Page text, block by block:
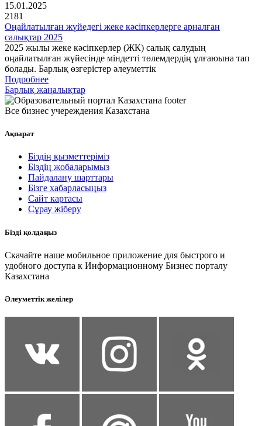
15.01.2025
2181
Оңайлатылған жүйедегі жеке кәсіпкерлерге арналған
салықтар 2025
2025 жылы жеке кәсіпкерлер (ЖК) салық салудың
оңайлатылған жүйесінде міндетті төлемдердің ұлғаюына тап
болады. Барлық өзгерістер әлеуметтік
Подробнее
Барлық жаңалықтар
Все бизнес учереждения Казахстана
Ақпарат
Біздің қызметтеріміз
Біздің жобаларымыз
Пайдалану шарттары
Бізге хабарласыңыз
Сайт картасы
Сұрау жіберу
Бізді қолдаңыз
Скачайте наше мобильное приложение для быстрого и
удобного доступа к Информационному Бизнес порталу
Казахстана
Әлеуметтік желілер